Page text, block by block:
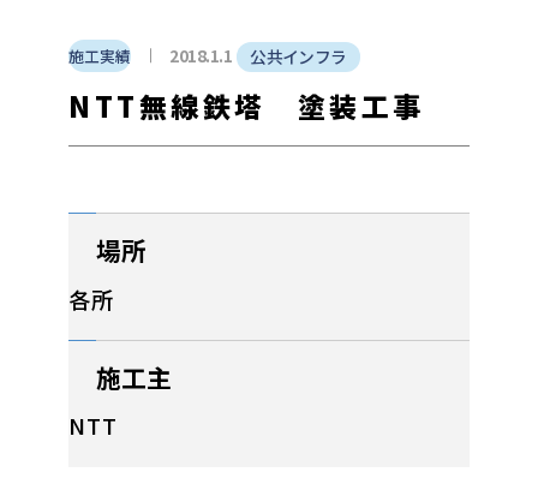
施工実績 2018.1.1 公共インフラ
NTT無線鉄塔 塗装工事
場所
各所
施工主
NTT